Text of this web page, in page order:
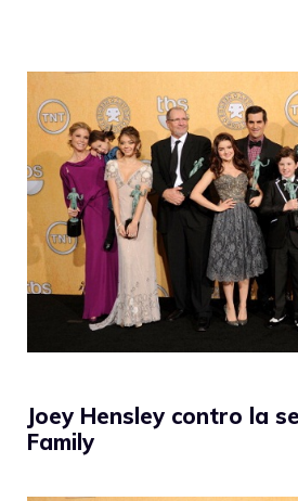
Joey Hensley contro la
Family